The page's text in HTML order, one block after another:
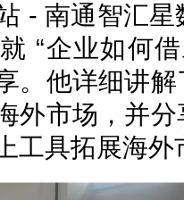
- 南通智汇
“企业如何
。他详细讲
外市场，并
工具拓展海